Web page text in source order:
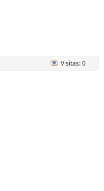
Visitas: 0